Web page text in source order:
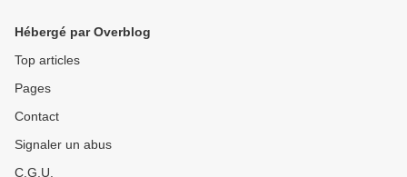
Hébergé par Overblog
Top articles
Pages
Contact
Signaler un abus
C.G.U.